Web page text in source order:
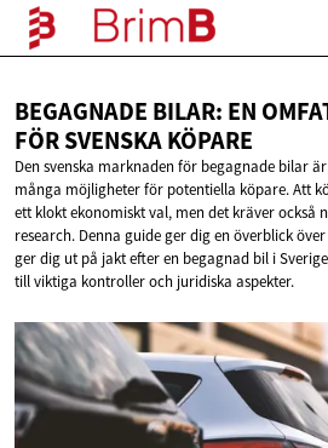
BEGAGNADE BILAR: EN
FÖRSVENSKA KÖPARE
Den svenska marknaden för begagnade bilar
många möjligheter för potentiella köpare. Att
ett klokt ekonomiskt val, men det kräver också
research. Denna guide ger dig en överblick
ger dig ut på jakt efter en begagnad bil i
till viktiga kontroller och juridiska aspekter.